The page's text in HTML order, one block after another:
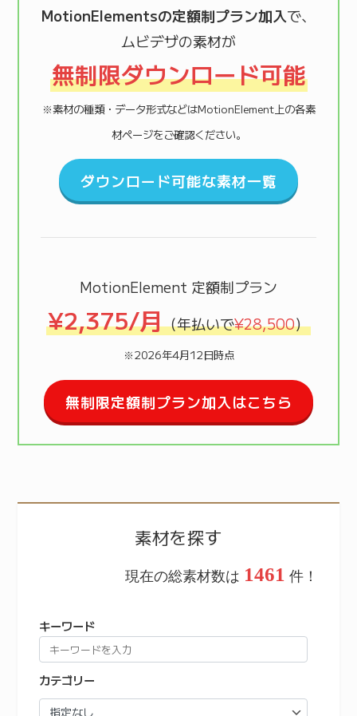
MotionElementsの定額制プラン加入で、
ムビデザの素材が
無制限ダウンロード可能
※素材の種類・データ形式などはMotionElement上の各素
材ページをご確認ください。
ダウンロード可能な素材一覧
MotionElement 定額制プラン
¥2,375/月（年払いで¥28,500）
※2026年4月12日時点
無制限定額制プラン加入はこちら
素材を探す
現在の総素材数は 1461 件！
キーワード
カテゴリー